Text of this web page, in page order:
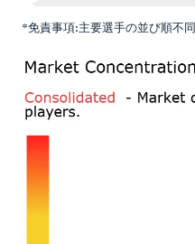
*免責事項:主要選手の並び順不同